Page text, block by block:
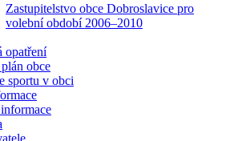
Zastupitelstvo obce Dobroslavice pro
volební období 2006–2010
opatření
obce
sportu v obci